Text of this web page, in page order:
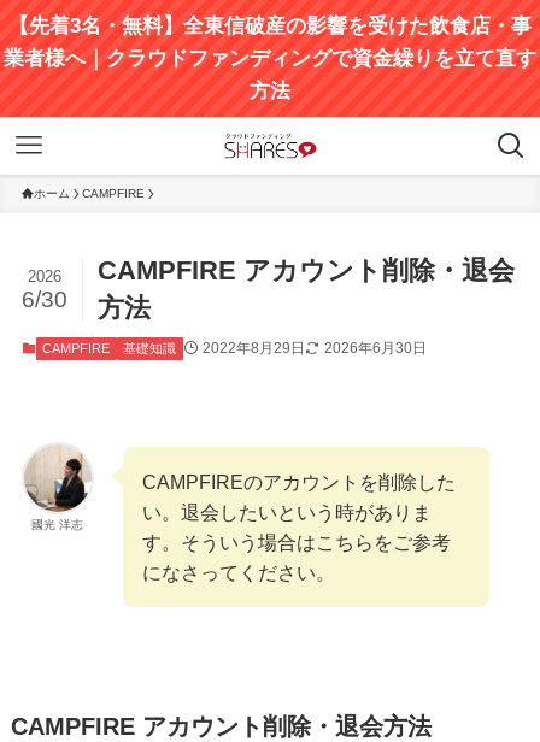
【先着3名・無料】全東信破産の影響を受けた飲食店・事
業者様へ｜クラウドファンディングで資金繰りを立て直す
方法
ホーム CAMPFIRE
CAMPFIRE アカウント削除・退会
方法
2026
6/30
CAMPFIRE 基礎知識 2022年8月29日 2026年6月30日
國光 洋志
CAMPFIREのアカウントを削除した
い。退会したいという時がありま
す。そういう場合はこちらをご参考
になさってください。
CAMPFIRE アカウント削除・退会方法